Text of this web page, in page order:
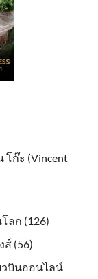
โก๊ะ (Vincent
ลก (126)
(56)
วบินออนไลน์